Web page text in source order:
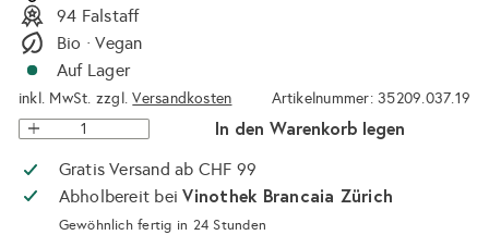
94 Falstaff
Bio · Vegan
Auf Lager
inkl. MwSt. zzgl.Versandkosten Artikelnummer: 35209.037.19
In den Warenkorb legen
Gratis Versand ab CHF 99
Abholbereit beiVinothek Brancaia Zürich
Gewöhnlich fertig in 24 Stunden